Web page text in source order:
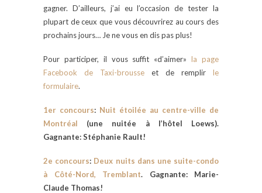
gagner. D’ailleurs, j’ai eu l’occasion de tester la
plupart de ceux que vous découvrirez au cours des
prochains jours… Je ne vous en dis pas plus!
Pour participer, il vous suffit «d’aimer»la page
Facebook de Taxi-brousse et de remplir le
formulaire.
1er concours: Nuit étoilée au centre-ville de
Montréal (une nuitée à l’hôtel Loews).
Gagnante: Stéphanie Rault!
2e concours: Deux nuits dans une suite-condo
à Côté-Nord, Tremblant. Gagnante: Marie-
Claude Thomas!